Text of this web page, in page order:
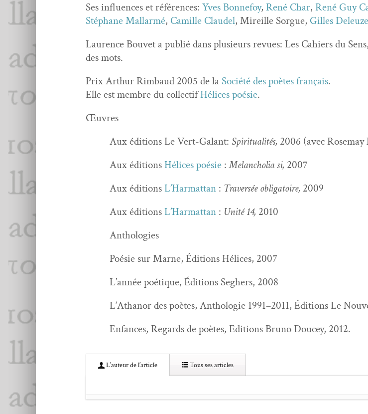
Ses influ­ences et références: Yves Bon­nefoy, René Char, René Guy
Stéphane Mal­lar­mé, Camille Claudel, Mireille Sorgue, Gilles Deleuze
Lau­rence Bou­vet a pub­lié dans plusieurs revues: Les Cahiers du
des mots.
Prix Arthur Rim­baud 2005 de la Société des poètes français.
Elle est mem­bre du col­lec­tifHélices poésie.
Œuvres
Aux édi­tions Le Vert-Galant: Spir­i­tu­al­ités, 2006 (avec
Aux édi­tionsHélices poésie :Melan­cho­lia si, 2007
Aux édi­tionsL’Har­mat­tan : Tra­ver­sée oblig­a­toire, 2009
Aux édi­tionsL’Har­mat­tan : Unité 14, 2010
Antholo­gies
Poésie sur Marne, Édi­tions Hélices, 2007
L’an­née poé­tique, Édi­tions Seghers, 2008
L’Athanor des poètes, Antholo­gie 1991–2011, Édi­tions Le
Enfances, Regards de poètes, Edi­tions Bruno Doucey, 2012.
L’au­teur de l’article Tous ses articles